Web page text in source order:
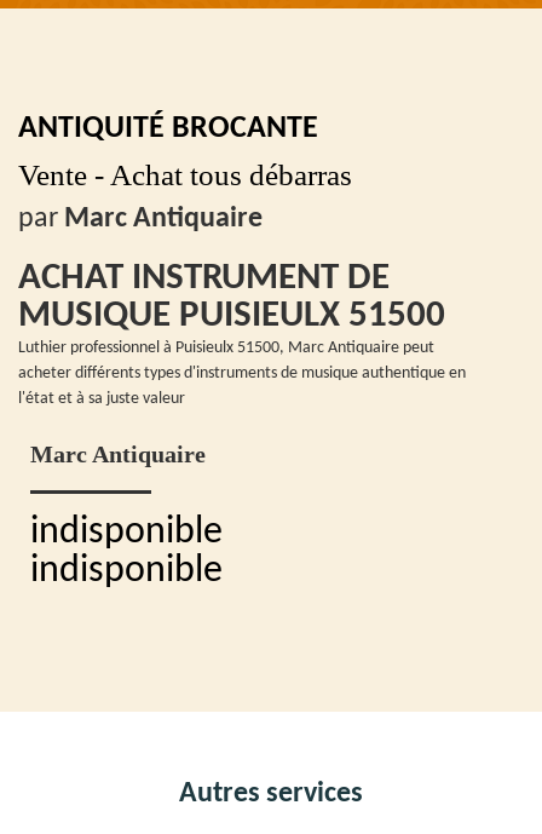
ANTIQUITÉ BROCANTE
Vente - Achat tous débarras
par Marc Antiquaire
ACHAT INSTRUMENT DE
MUSIQUE PUISIEULX 51500
Luthier professionnel à Puisieulx 51500, Marc Antiquaire peut
acheter différents types d'instruments de musique authentique en
l'état et à sa juste valeur
Marc Antiquaire
indisponible
indisponible
Autres services